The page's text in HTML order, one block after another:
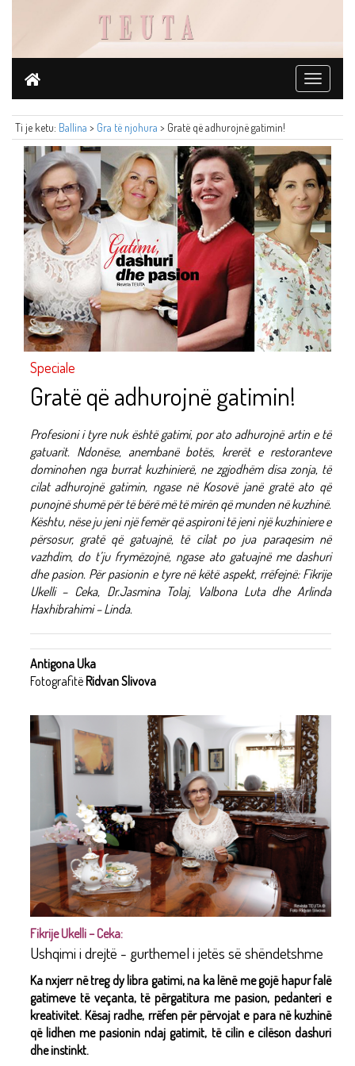
Toggle
Ti je ketu: Ballina > Gra të njohura > Gratë që adhurojnë gatimin!
Speciale
Gratë që adhurojnë gatimin!
Profesioni i tyre nuk është gatimi, por ato adhurojnë artin e të
gatuarit. Ndonëse, anembanë botës, krerët e restoranteve
dominohen nga burrat kuzhinierë, ne zgjodhëm disa zonja, të
cilat adhurojnë gatimin, ngase në Kosovë janë gratë ato që
punojnë shumë për të bërë më të mirën që munden në kuzhinë.
Kështu, nëse ju jeni një femër që aspironi të jeni një kuzhiniere e
përsosur, gratë që gatuajnë, të cilat po jua paraqesim në
vazhdim, do t’ju frymëzojnë, ngase ato gatuajnë me dashuri
dhe pasion. Për pasionin e tyre në këtë aspekt, rrëfejnë: Fikrije
Ukelli – Ceka, Dr.Jasmina Tolaj, Valbona Luta dhe Arlinda
Haxhibrahimi – Linda.
Antigona Uka
FotografitëRidvan Slivova
Fikrije Ukelli – Ceka:
Ushqimi i drejtë - gurthemel i jetës së shëndetshme
Ka nxjerr në treg dy libra gatimi, na ka lënë me gojë hapur falë
gatimeve të veçanta, të përgatitura me pasion, pedanteri e
kreativitet. Kësaj radhe, rrëfen për përvojat e para në kuzhinë
që lidhen me pasionin ndaj gatimit, të cilin e cilëson dashuri
dhe instinkt.